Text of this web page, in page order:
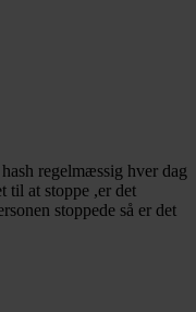
regelmæssig hver dag
til at stoppe ,er det
stoppede så er det